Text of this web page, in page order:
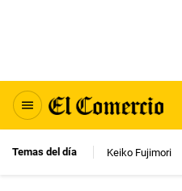
Temas del día Keiko Fujimori